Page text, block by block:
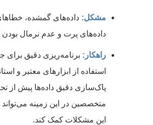
مشکل: داده‌های گمشده،
داده‌های پرت و عدم نرمال بودن
راهکار: برنامه‌ریزی دقیق برای
استفاده از ابزارهای معتبر و
پاک‌سازی دقیق داده‌ها پیش از
متخصصین در این زمینه
این مشکلات کمک کند.